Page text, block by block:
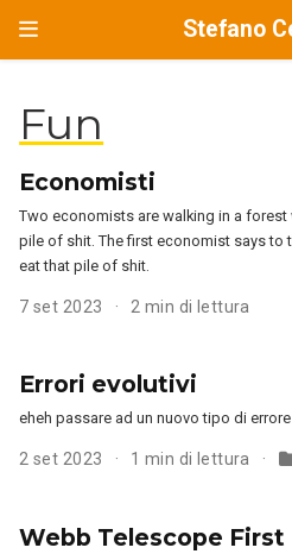
Stefano
Fun
Economisti
Two economists are walking in a
pile of shit. The first economist says to
eat that pile of shit.
7 set 2023 2 min di lettura
Errori evolutivi
eheh passare ad un nuovo tipo di
2 set 2023 1 min di lettura
Webb Telescope First